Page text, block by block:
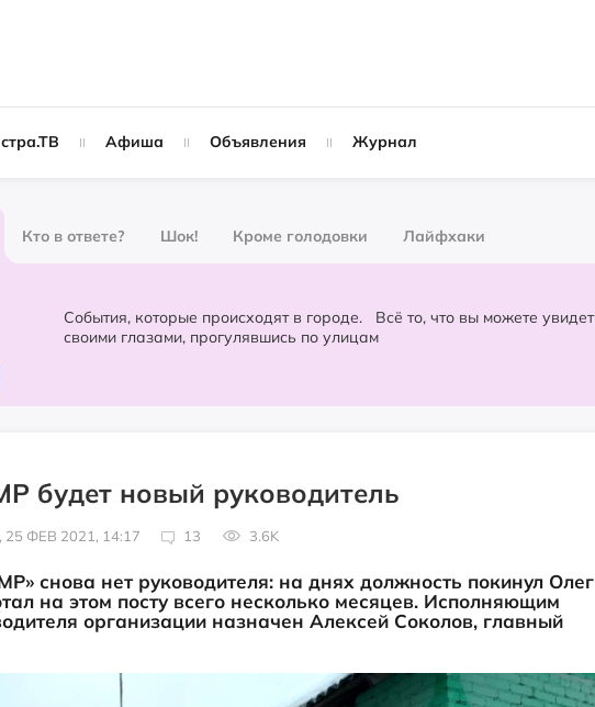
Афиша Объявления Журнал
Кто в ответе? Шок! Кроме голодовки Лайфхаки
Народные новости Слухи
События, которые происходят в городе. Всё то, что вы можете увидеть
своими глазами, прогулявшись по улицам
новый руководитель
25 ФЕВ 2021, 14:17 13 3.6K
снова нет руководителя: на днях должность покинул Олег
на этом посту всего несколько месяцев. Исполняющим
организации назначен Алексей Соколов, главный